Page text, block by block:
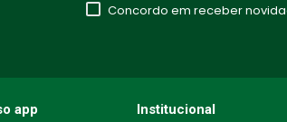
Seu nome
Endereço de email
Concordo em receber
app Institucional